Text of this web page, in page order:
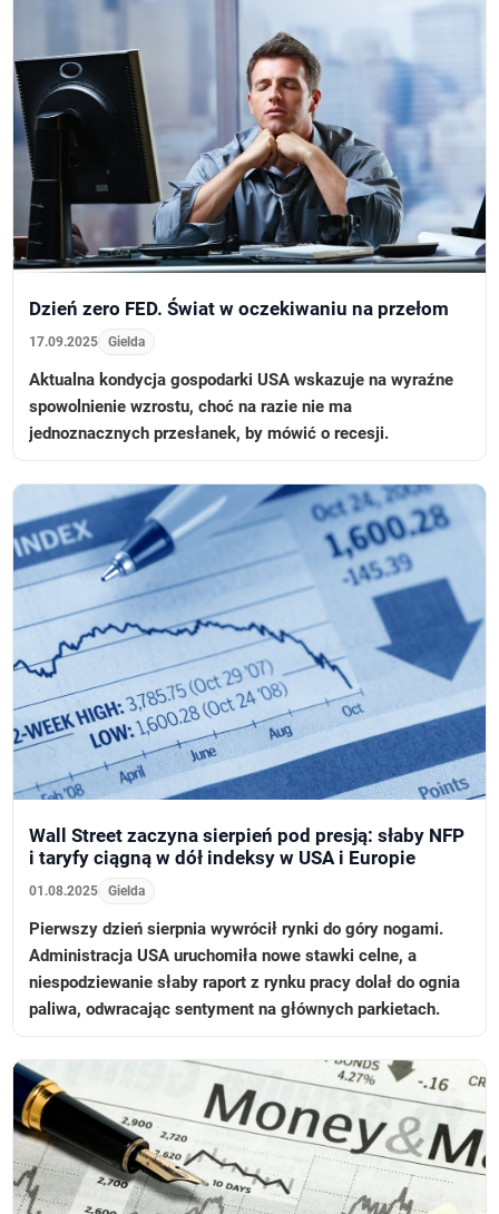
Dzień zero FED. Świat w oczekiwaniu na przełom
17.09.2025 Gielda
Aktualna kondycja gospodarki USA wskazuje na wyraźne
spowolnienie wzrostu, choć na razie nie ma
jednoznacznych przesłanek, by mówić o recesji.
Wall Street zaczyna sierpień pod presją: słaby NFP
i taryfy ciągną w dół indeksy w USA i Europie
01.08.2025 Gielda
Pierwszy dzień sierpnia wywrócił rynki do góry nogami.
Administracja USA uruchomiła nowe stawki celne, a
niespodziewanie słaby raport z rynku pracy dolał do ognia
paliwa, odwracając sentyment na głównych parkietach.